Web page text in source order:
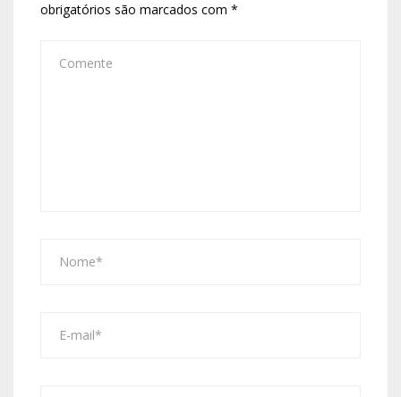
obrigatórios são marcados com *